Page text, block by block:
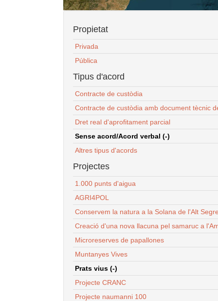
Propietat
Privada
Pública
Tipus d'acord
Contracte de custòdia
Contracte de custòdia amb document tècnic
Dret real d'aprofitament parcial
Sense acord/Acord verbal (-)
Altres tipus d'acords
Projectes
1.000 punts d'aigua
AGRI4POL
Conservem la natura a la Solana de l'Alt
Creació d'una nova llacuna pel samaruc a
Microreserves de papallones
Muntanyes Vives
Prats vius (-)
Projecte CRANC
Projecte naumanni 100